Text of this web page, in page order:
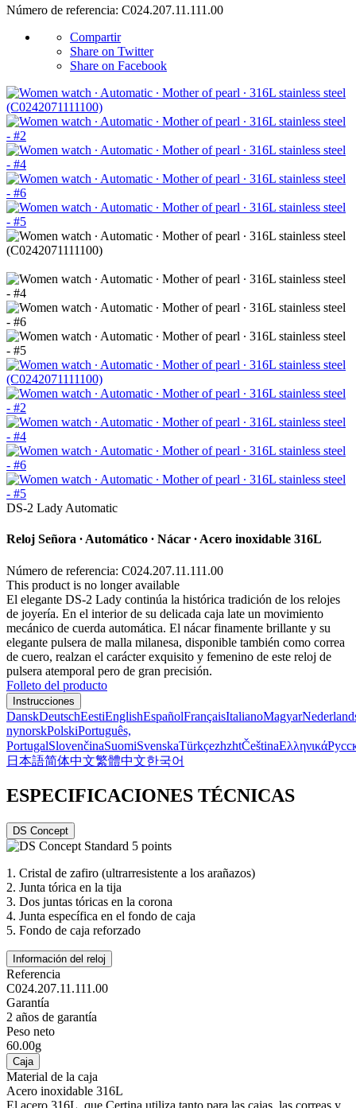
Número de referencia: C024.207.11.111.00
Compartir
Share on Twitter
Share on Facebook
DS-2 Lady Automatic
Reloj Señora ∙ Automático ∙ Nácar ∙ Acero inoxidable 316L
Número de referencia: C024.207.11.111.00
This product is no longer available
El elegante DS-2 Lady continúa la histórica tradición de los relojes
de joyería. En el interior de su delicada caja late un movimiento
mecánico de cuerda automática. El nácar finamente brillante y su
elegante pulsera de malla milanesa, disponible también como correa
de cuero, realzan el carácter exquisito y femenino de este reloj de
pulsera atemporal pero de gran precisión.
Folleto del producto
Instrucciones
DanskDeutschEestiEnglishEspañolFrançaisItalianoMagyar
nynorskPolskiPortuguês,
PortugalSlovenčinaSuomiSvenskaTürkçezhzhtČeštinaΕλληνικά
日本語简体中文繁體中文한국어
ESPECIFICACIONES TÉCNICAS
DS Concept
1. Cristal de zafiro (ultrarresistente a los arañazos)
2. Junta tórica en la tija
3. Dos juntas tóricas en la corona
4. Junta específica en el fondo de caja
5. Fondo de caja reforzado
Información del reloj
Referencia
C024.207.11.111.00
Garantía
2 años de garantía
Peso neto
60.00g
Caja
Material de la caja
Acero inoxidable 316L